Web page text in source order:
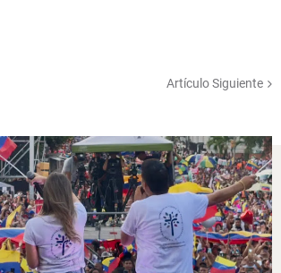
Artículo Siguiente